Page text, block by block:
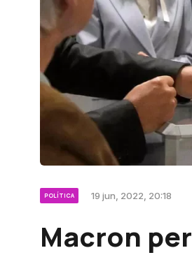
POLÍTICA 19 jun, 2022, 20:18
Macron